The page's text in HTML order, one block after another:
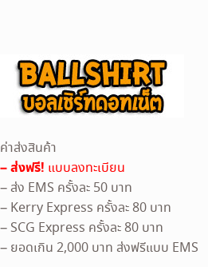
ค่าส่งสินค้า
– ส่งฟรี! แบบลงทะเบียน
– ส่ง EMS ครั้งละ 50 บาท
– Kerry Express ครั้งละ 80 บาท
– SCG Express ครั้งละ 80 บาท
– ยอดเกิน 2,000 บาท ส่งฟรีแบบ EMS